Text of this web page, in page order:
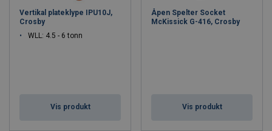
Vertikal plateklype IPU10J,
Crosby
WLL: 4.5 - 6 tonn
Vis produkt
Åpen Spelter Socket
McKissick G-416, Crosby
Vis produkt